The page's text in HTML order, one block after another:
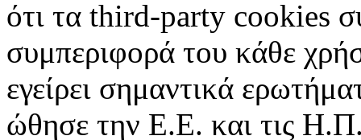
ότι τα third-party cookies
συμπεριφορά του κάθε
εγείρει σημαντικά
ώθησε την Ε.Ε. και τις